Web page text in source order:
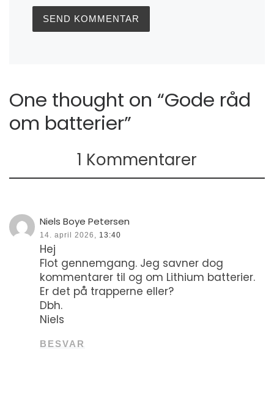
One thought on “Gode råd
om batterier”
1 Kommentarer
Niels Boye Petersen
14. april 2026, 13:40
Hej
Flot gennemgang. Jeg savner dog
kommentarer til og om Lithium batterier.
Er det på trapperne eller?
Dbh.
Niels
BESVAR